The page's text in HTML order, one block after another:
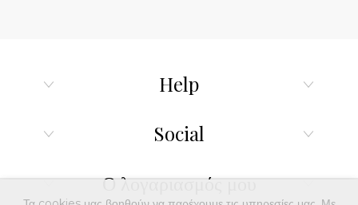
Help
Social
Ο λογαριασμός μου